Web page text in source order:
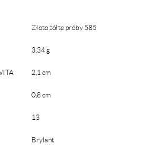
Złoto żółte próby 585
3.34 g
2,1 cm
0,8 cm
13
Brylant